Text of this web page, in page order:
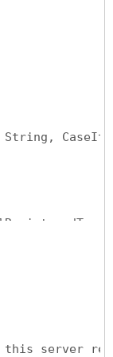
this server
on.
deploy to.